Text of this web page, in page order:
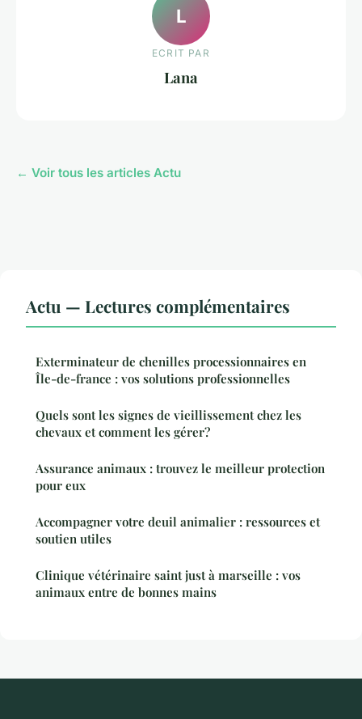
L
ECRIT PAR
Lana
← Voir tous les articles Actu
Actu — Lectures complémentaires
Exterminateur de chenilles processionnaires en
Île-de-france : vos solutions professionnelles
Quels sont les signes de vieillissement chez les
chevaux et comment les gérer?
Assurance animaux : trouvez le meilleur protection
pour eux
Accompagner votre deuil animalier : ressources et
soutien utiles
Clinique vétérinaire saint just à marseille : vos
animaux entre de bonnes mains